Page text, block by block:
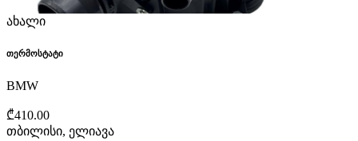
ახალი
თერმოსტატი
BMW
₾410.00
თბილისი, ელიავა